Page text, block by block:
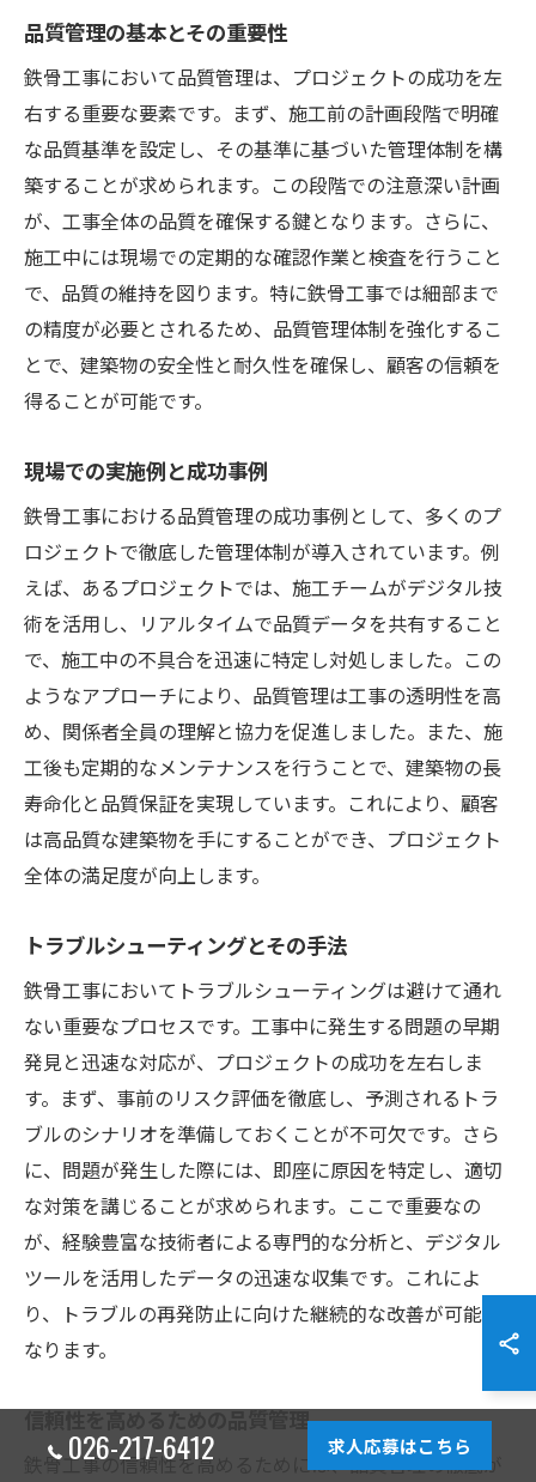
品質管理の基本とその重要性
鉄骨工事において品質管理は、プロジェクトの成功を左
右する重要な要素です。まず、施工前の計画段階で明確
な品質基準を設定し、その基準に基づいた管理体制を構
築することが求められます。この段階での注意深い計画
が、工事全体の品質を確保する鍵となります。さらに、
施工中には現場での定期的な確認作業と検査を行うこと
で、品質の維持を図ります。特に鉄骨工事では細部まで
の精度が必要とされるため、品質管理体制を強化するこ
とで、建築物の安全性と耐久性を確保し、顧客の信頼を
得ることが可能です。
現場での実施例と成功事例
鉄骨工事における品質管理の成功事例として、多くのプ
ロジェクトで徹底した管理体制が導入されています。例
えば、あるプロジェクトでは、施工チームがデジタル技
術を活用し、リアルタイムで品質データを共有すること
で、施工中の不具合を迅速に特定し対処しました。この
ようなアプローチにより、品質管理は工事の透明性を高
め、関係者全員の理解と協力を促進しました。また、施
工後も定期的なメンテナンスを行うことで、建築物の長
寿命化と品質保証を実現しています。これにより、顧客
は高品質な建築物を手にすることができ、プロジェクト
全体の満足度が向上します。
トラブルシューティングとその手法
鉄骨工事においてトラブルシューティングは避けて通れ
ない重要なプロセスです。工事中に発生する問題の早期
発見と迅速な対応が、プロジェクトの成功を左右しま
す。まず、事前のリスク評価を徹底し、予測されるトラ
ブルのシナリオを準備しておくことが不可欠です。さら
に、問題が発生した際には、即座に原因を特定し、適切
な対策を講じることが求められます。ここで重要なの
が、経験豊富な技術者による専門的な分析と、デジタル
ツールを活用したデータの迅速な収集です。これによ
り、トラブルの再発防止に向けた継続的な改善が可能と
なります。
信頼性を高めるための品質管理
鉄骨工事の信頼性を高めるためには、品質管理の徹底が
026-217-6412 求人応募はこちら